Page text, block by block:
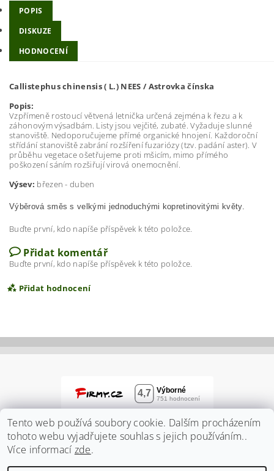
POPIS
DISKUZE
HODNOCENÍ
Callistephus chinensis ( L.) NEES / Astrovka čínska
Popis:
Vzpřímeně rostoucí větvená letnička určená zejména k řezu a k
záhonovým výsadbám. Listy jsou vejčité, zubaté. Vyžaduje slunné
stanoviště. Nedoporučujeme přímé organické hnojení. Každoroční
střídání stanoviště zabrání rozšíření fuzariózy (tzv. padání aster). V
průběhu vegetace ošetřujeme proti mšicím, mimo přímého
poškození sáním rozšiřují virová onemocnění.
Výsev: březen - duben
Výběrová směs s velkými jednoduchými kopretinovitými květy.
Buďte první, kdo napíše příspěvek k této položce.
Přidat komentář
Buďte první, kdo napíše příspěvek k této položce.
Přidat hodnocení
Tento web používá soubory cookie. Dalším procházením
tohoto webu vyjadřujete souhlas s jejich používáním..
Více informací zde.